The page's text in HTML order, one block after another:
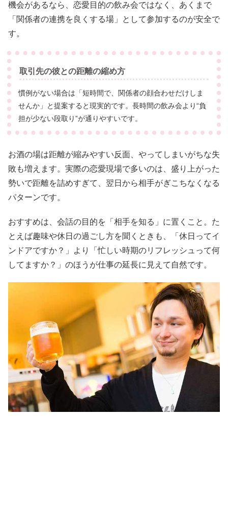
機会があるなら、恋愛目的の飲み会ではなく、あくまで
「関係者の連携を良くする場」として参加するのが安全で
す。
取引先の彼との距離の縮め方
慣例がない場合は「短時間で、関係者の顔合わせだけしま
せんか」と提案すると現実的です。長時間の飲み会より“負
担が少ない段取り”が通りやすいです。
お酒の場は距離が縮みやすい反面、やってしまいがちな失
敗も増えます。実際の恋愛現場で多いのは、盛り上がった
勢いで距離を詰めすぎて、翌日から相手がぎこちなくなる
パターンです。
おすすめは、会話の目的を「相手を知る」に置くこと。た
とえば趣味や休日の過ごし方を聞くときも、「休日ってイ
ンドアですか？」より「忙しい時期のリフレッシュって何
してますか？」のほうが仕事の延長に見えて自然です。